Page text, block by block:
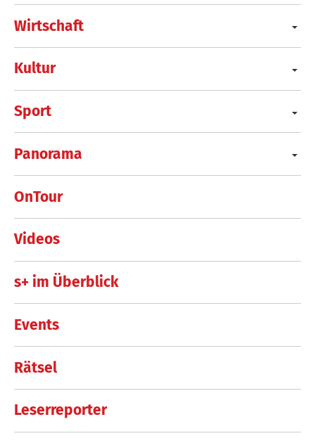
Wirtschaft
Kultur
Sport
Panorama
OnTour
Videos
s+ im Überblick
Events
Rätsel
Leserreporter